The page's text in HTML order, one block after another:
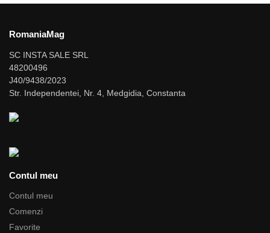
RomaniaMag
SC INSTA SALE SRL
48200496
J40/9438/2023
Str. Independentei, Nr. 4, Medgidia, Constanta
Contul meu
Contul meu
Comenzi
Favorite